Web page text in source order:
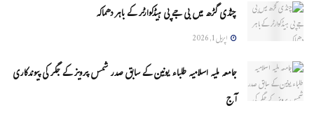
چنڈی گڑھ میں بی جے پی ہیڈکوارٹر کے باہر دھماکہ
اپریل 1, 2026
جامعہ ملیہ اسلامیہ طلباء یونین کے سابق صدر شمس پرویز کے جگر کی پیوندکاری
آج